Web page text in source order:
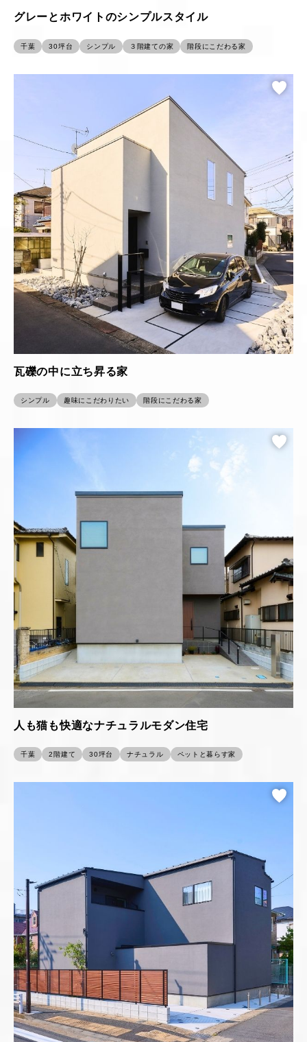
グレーとホワイトのシンプルスタイル
千葉 30坪台 シンプル ３階建ての家 階段にこだわる家
瓦礫の中に立ち昇る家
シンプル 趣味にこだわりたい 階段にこだわる家
人も猫も快適なナチュラルモダン住宅
千葉 2階建て 30坪台 ナチュラル ペットと暮らす家